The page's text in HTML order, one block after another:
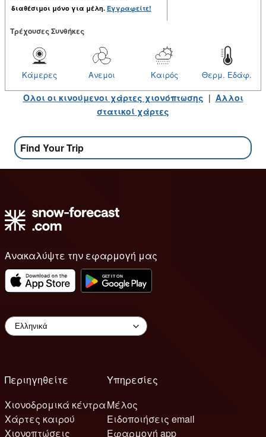
διαθέσιμοι μόνο για μέλη. Εγγραφείτε!
Tρέχουσες Συνθήκες
Θερμ. Εδάφ.
Καιρός
Ανεμοι
Κάμερες
Ολοι οι κινούμενοι χάρτες χιονόπτωσης | Αλλοι
στατικοί χάρτες
Find Your Trip
Ανακαλύψτε την εφαρμογή μας
Περιηγηθείτε
Χιονοδρομικά κέντρα
Χάρτες καιρού
Χιονοπτώσεις
Υπηρεσίες
Μέλος
Ειδοποιήσεις email
Εφαρμογή app